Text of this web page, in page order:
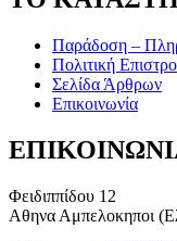
Παράδοση –
Πολιτική
Σελίδα Άρθρων
Επικοινωνία
Φειδιππίδου 12
Αθηνα Αμπελοκηποι